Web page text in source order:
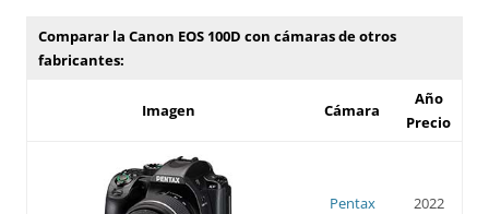
Comparar la Canon EOS 100D con cámaras de otros
fabricantes:
Imagen Cámara
Año
Precio
Pentax
2022